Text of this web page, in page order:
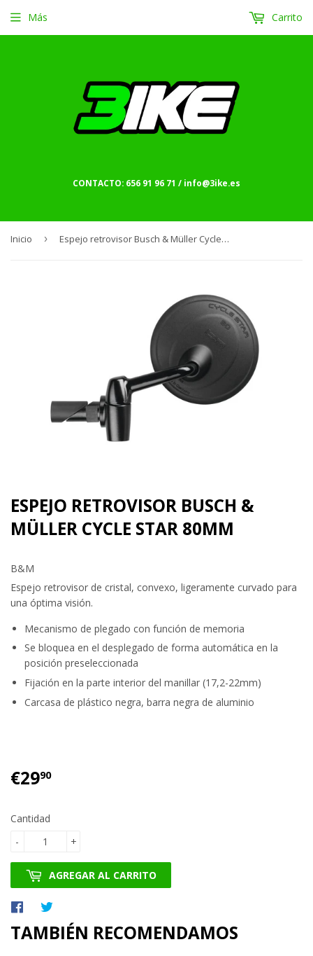
CONTACTO: 656 91 96 71 / info@3ike.es
Más Carrito
Inicio › Espejo retrovisor Busch & Müller Cycle Star 80mm
ESPEJO RETROVISOR BUSCH &
MÜLLER CYCLE STAR 80MM
B&M
Espejo retrovisor de cristal, convexo, ligeramente curvado para
una óptima visión.
Mecanismo de plegado con función de memoria
Se bloquea en el desplegado de forma automática en la
posición preseleccionada
Fijación en la parte interior del manillar (17,2-22mm)
Carcasa de plástico negra, barra negra de aluminio
€2990€29.90
Cantidad
+
-
AGREGAR AL CARRITO
Compartir
Facebook
en
Twitter
TAMBIÉN RECOMENDAMOS